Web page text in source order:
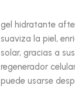
gel hidratante
suaviza la piel,
solar, gracias a
regenerador
puede usarse